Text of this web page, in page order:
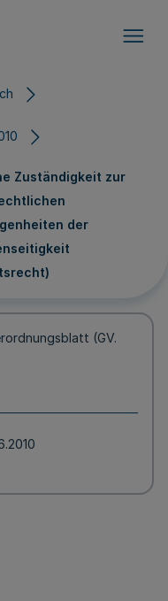
Zuständigkeit zur
der
(GV.